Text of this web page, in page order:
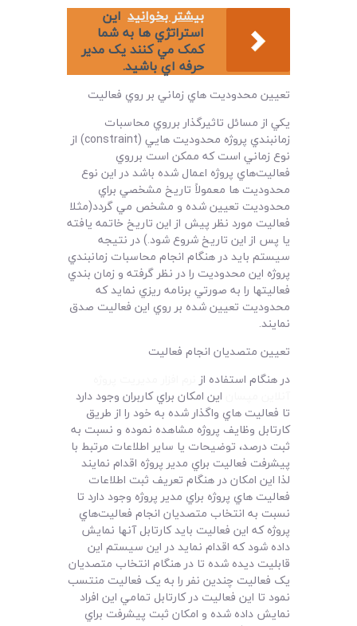
بیشتر بخوانید اين
استراتژي ها به شما
کمک مي کنند يک مدير
حرفه اي باشيد.
تعيين محدوديت هاي زماني بر روي فعاليت
يکي از مسائل تاثيرگذار برروي محاسبات
زمانبندي پروژه محدوديت هايي (constraint) از
نوع زماني است که ممکن است برروي
فعاليت‌هاي پروژه اعمال شده باشد در اين نوع
محدوديت ها معمولاً تاريخ مشخصي براي
محدوديت تعيين شده و مشخص مي گردد(مثلا
فعاليت مورد نظر پيش از اين تاريخ خاتمه يافته
يا پس از اين تاريخ شروع شود.) در نتيجه
سيستم بايد در هنگام انجام محاسبات زمانبندي
پروژه اين محدوديت را در نظر گرفته و زمان بندي
فعاليتها را به صورتي برنامه ريزي نمايد که
محدوديت تعيين شده بر روي اين فعاليت صدق
نمايند.
تعيين متصديان انجام فعاليت
در هنگام استفاده ازنرم افزار مديريت پروژه
اين امکان براي کاربران وجود دارد
تا فعاليت هاي واگذار شده به خود را از طريق
کارتابل وظايف پروژه مشاهده نموده و نسبت به
ثبت درصد، توضيحات يا ساير اطلاعات مرتبط با
پيشرفت فعاليت براي مدير پروژه اقدام نمايند
لذا اين امکان در هنگام تعريف ثبت اطلاعات
فعاليت هاي پروژه براي مدير پروژه وجود دارد تا
نسبت به انتخاب متصديان انجام فعاليت‌هاي
پروژه که اين فعاليت بايد کارتابل آنها نمايش
داده شود که اقدام نمايد در اين سيستم اين
قابليت ديده شده تا در هنگام انتخاب متصديان
يک فعاليت چندين نفر را به يک فعاليت منتسب
نمود تا اين فعاليت در کارتابل تمامي اين افراد
نمايش داده شده و امکان ثبت پيشرفت براي